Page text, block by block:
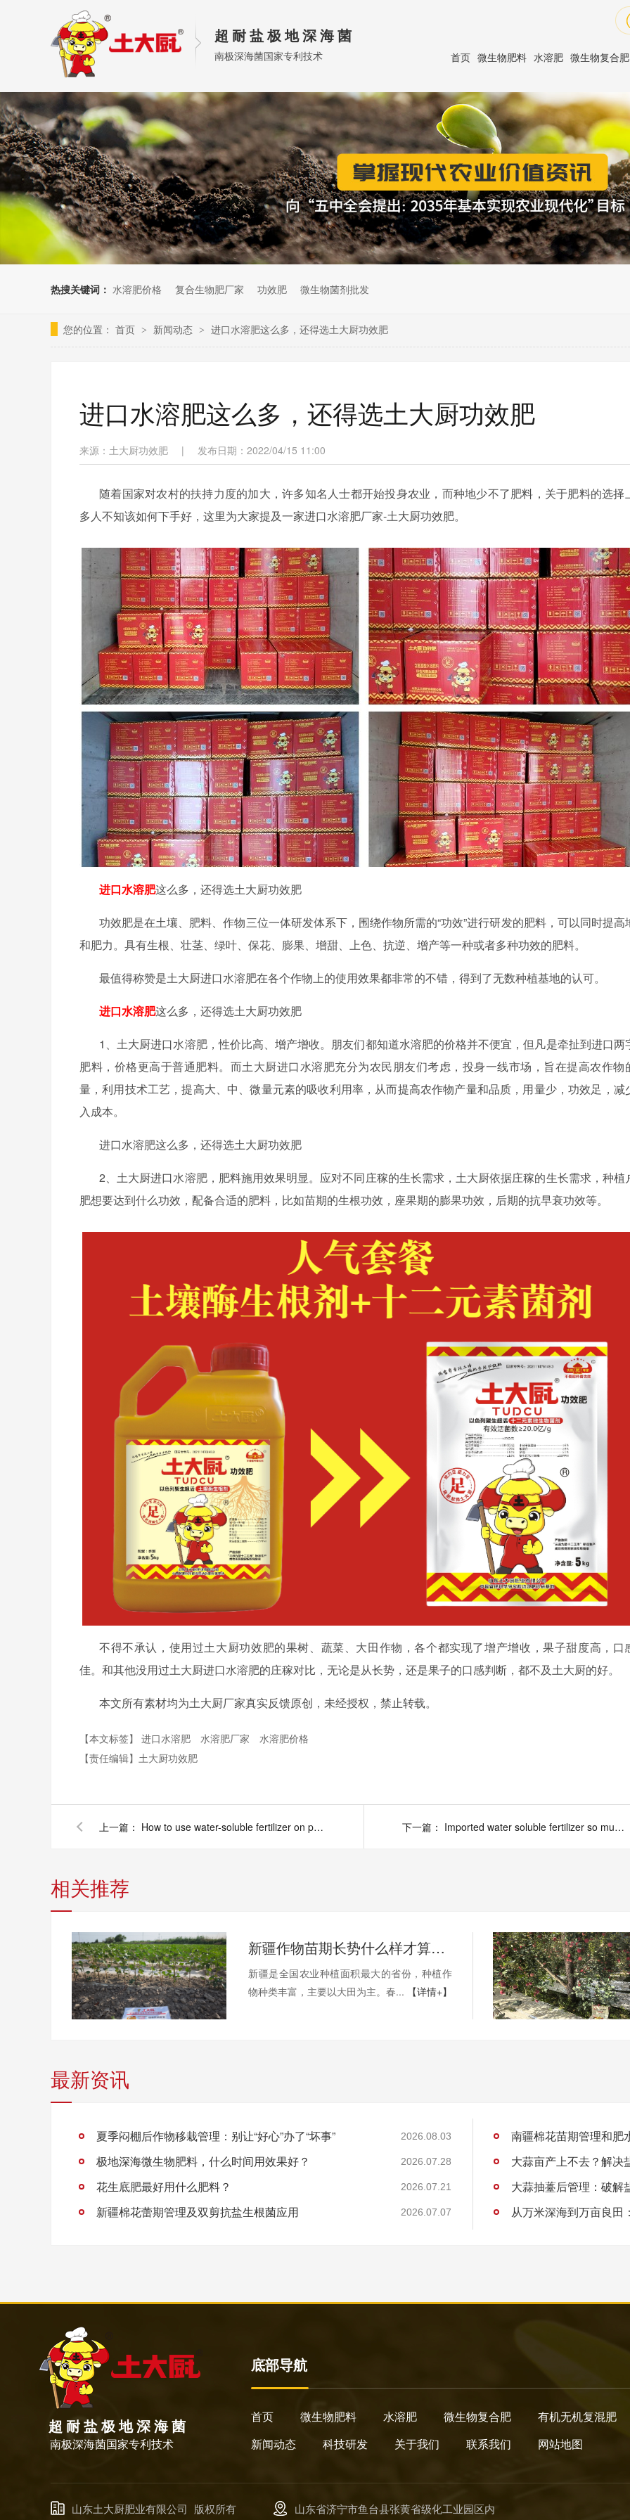
超 耐 盐 极 地 深 海 菌
南极深海菌国家专利技术 首页 微生物肥料 水溶肥 微生物复合肥
热搜关键词： 水溶肥价格 复合生物肥厂家 功效肥 微生物菌剂批发
您的位置： 首页 > 新闻动态 > 进口水溶肥这么多，还得选土大厨功效肥
进口水溶肥这么多，还得选土大厨功效肥
来源：土大厨功效肥 | 发布日期：2022/04/15 11:00
随着国家对农村的扶持力度的加大，许多知名人士都开始投身农业，而种地少不了肥料，关于肥料的选择
多人不知该如何下手好，这里为大家提及一家进口水溶肥厂家-土大厨功效肥。
进口水溶肥这么多，还得选土大厨功效肥
功效肥是在土壤、肥料、作物三位一体研发体系下，围绕作物所需的“功效”进行研发的肥料，可以同时提高
和肥力。具有生根、壮茎、绿叶、保花、膨果、增甜、上色、抗逆、增产等一种或者多种功效的肥料。
最值得称赞是土大厨进口水溶肥在各个作物上的使用效果都非常的不错，得到了无数种植基地的认可。
进口水溶肥这么多，还得选土大厨功效肥
1、土大厨进口水溶肥，性价比高、增产增收。朋友们都知道水溶肥的价格并不便宜，但凡是牵扯到进口两
肥料，价格更高于普通肥料。而土大厨进口水溶肥充分为农民朋友们考虑，投身一线市场，旨在提高农作物
量，利用技术工艺，提高大、中、微量元素的吸收利用率，从而提高农作物产量和品质，用量少，功效足，减
入成本。
进口水溶肥这么多，还得选土大厨功效肥
2、土大厨进口水溶肥，肥料施用效果明显。应对不同庄稼的生长需求，土大厨依据庄稼的生长需求，种植
肥想要达到什么功效，配备合适的肥料，比如苗期的生根功效，座果期的膨果功效，后期的抗早衰功效等。
不得不承认，使用过土大厨功效肥的果树、蔬菜、大田作物，各个都实现了增产增收，果子甜度高，口
佳。和其他没用过土大厨进口水溶肥的庄稼对比，无论是从长势，还是果子的口感判断，都不及土大厨的好。
本文所有素材均为土大厨厂家真实反馈原创，未经授权，禁止转载。
【本文标签】 进口水溶肥 水溶肥厂家
水溶肥价格
【责任编辑】 土大厨功效肥
上一篇： How to use water-soluble fertilizer on panax notoginseng? A native cook is fat 下一篇： Imported water soluble fertilizer so much, but also choose soil chef effect fertilizer
相关推荐
新疆作物苗期长势什么样才算好？
新疆是全国农业种植面积最大的省份，种植作
物种类丰富，主要以大田为主。春...
【详情+】
最新资讯
夏季闷棚后作物移栽管理：别让“好心”办了“坏事” 2026.08.03
极地深海微生物肥料，什么时间用效果好？ 2026.07.28
花生底肥最好用什么肥料？ 2026.07.21
新疆棉花蕾期管理及双剪抗盐生根菌应用 2026.07.07
南疆棉花苗期管理和肥
大蒜亩产上不去？解决
大蒜抽薹后管理：破解
超 耐 盐 极 地 深 海 菌
南极深海菌国家专利技术
底部导航
首页 微生物肥料 水溶肥 微生物复合肥 有机无机复混肥
新闻动态 科技研发 关于我们 联系我们 网站地图
山东土大厨肥业有限公司 版权所有 山东省济宁市鱼台县张黄省级化工业园区内